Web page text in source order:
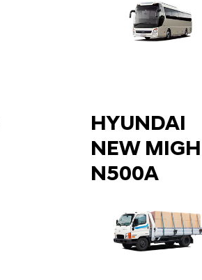
HYUNDAI
NEW
N500A